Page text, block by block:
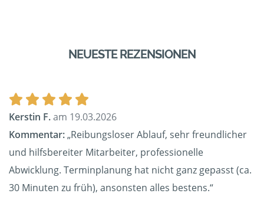
NEUESTE REZENSIONEN
Kerstin F.am 19.03.2026
Kommentar:„Reibungsloser Ablauf, sehr freundlicher
und hilfsbereiter Mitarbeiter, professionelle
Abwicklung. Terminplanung hat nicht ganz gepasst (ca.
30 Minuten zu früh), ansonsten alles bestens.“